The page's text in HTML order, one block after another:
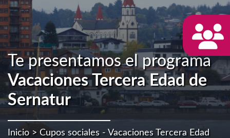
Te presentamos el programa
Vacaciones Tercera Edad de
Sernatur
Inicio > Cupos sociales - Vacaciones Tercera Edad